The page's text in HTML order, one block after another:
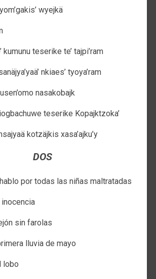
wyejkä
kumunu teserike te’ tajpi’ram
nkiaes’ tyoya’ram
nasakobajk
teserike Kopajktzoka’
kotzäjkis xasa’ajku’y
DOS
por todas las niñas maltratadas
sin farolas
lluvia de mayo
lobo